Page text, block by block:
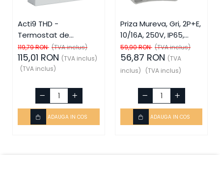
Acti9 THD -
Termostat de
ambient, SCH-15870,
Schneider Electric -
Schneider
119,79 RON (TVA inclus)
115,01 RON (TVA inclus)
(TVA inclus)
ADAUGA IN COS
Priza Mureva, Gri, 2P+E,
10/16A, 250V, IP65,
SCH-81141, Schneider
Electric - Schneider
59,90 RON (TVA inclus)
56,87 RON (TVA
inclus)
(TVA inclus)
ADAUGA IN COS